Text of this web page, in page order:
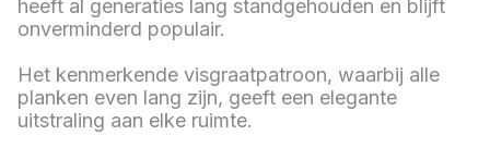
heeft al generaties lang standgehouden en blijft
onverminderd populair.
Het kenmerkende visgraatpatroon, waarbij alle
planken even lang zijn, geeft een elegante
uitstraling aan elke ruimte.